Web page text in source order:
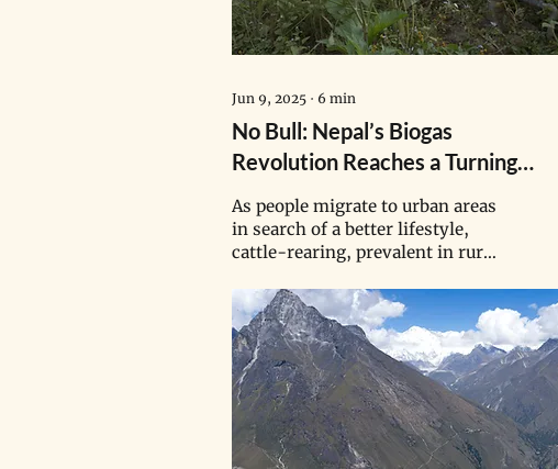
Jun 9, 2025 ∙ 6 min
No Bull: Nepal’s Biogas
Revolution Reaches a Turning
Point
As people migrate to urban areas
in search of a better lifestyle,
cattle-rearing, prevalent in rural
three decades in, biogas’s impact
on the country remains up in the
air.